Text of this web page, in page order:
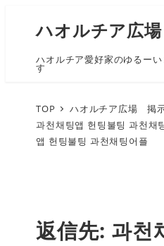
ハオルチア広場
ハオルチア愛好家のゆるー
す
TOP ハオルチア広場 掲
과천채팅앱 헌팅불팅 과천채
앱 헌팅불팅 과천채팅어플
返信先: 과천